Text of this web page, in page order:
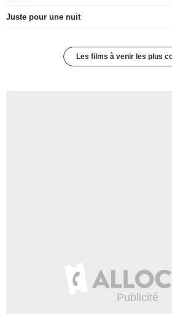
Juste pour une nuit
Les films à venir les plus